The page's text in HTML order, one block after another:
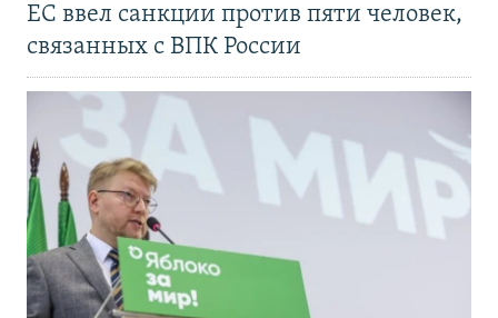
ЕС ввел санкции против пяти человек,
связанных с ВПК России